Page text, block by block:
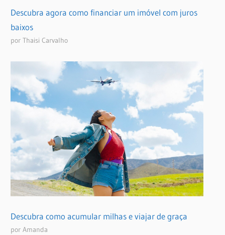
Descubra agora como financiar um imóvel com juros
baixos
por Thaisi Carvalho
Descubra como acumular milhas e viajar de graça
por Amanda